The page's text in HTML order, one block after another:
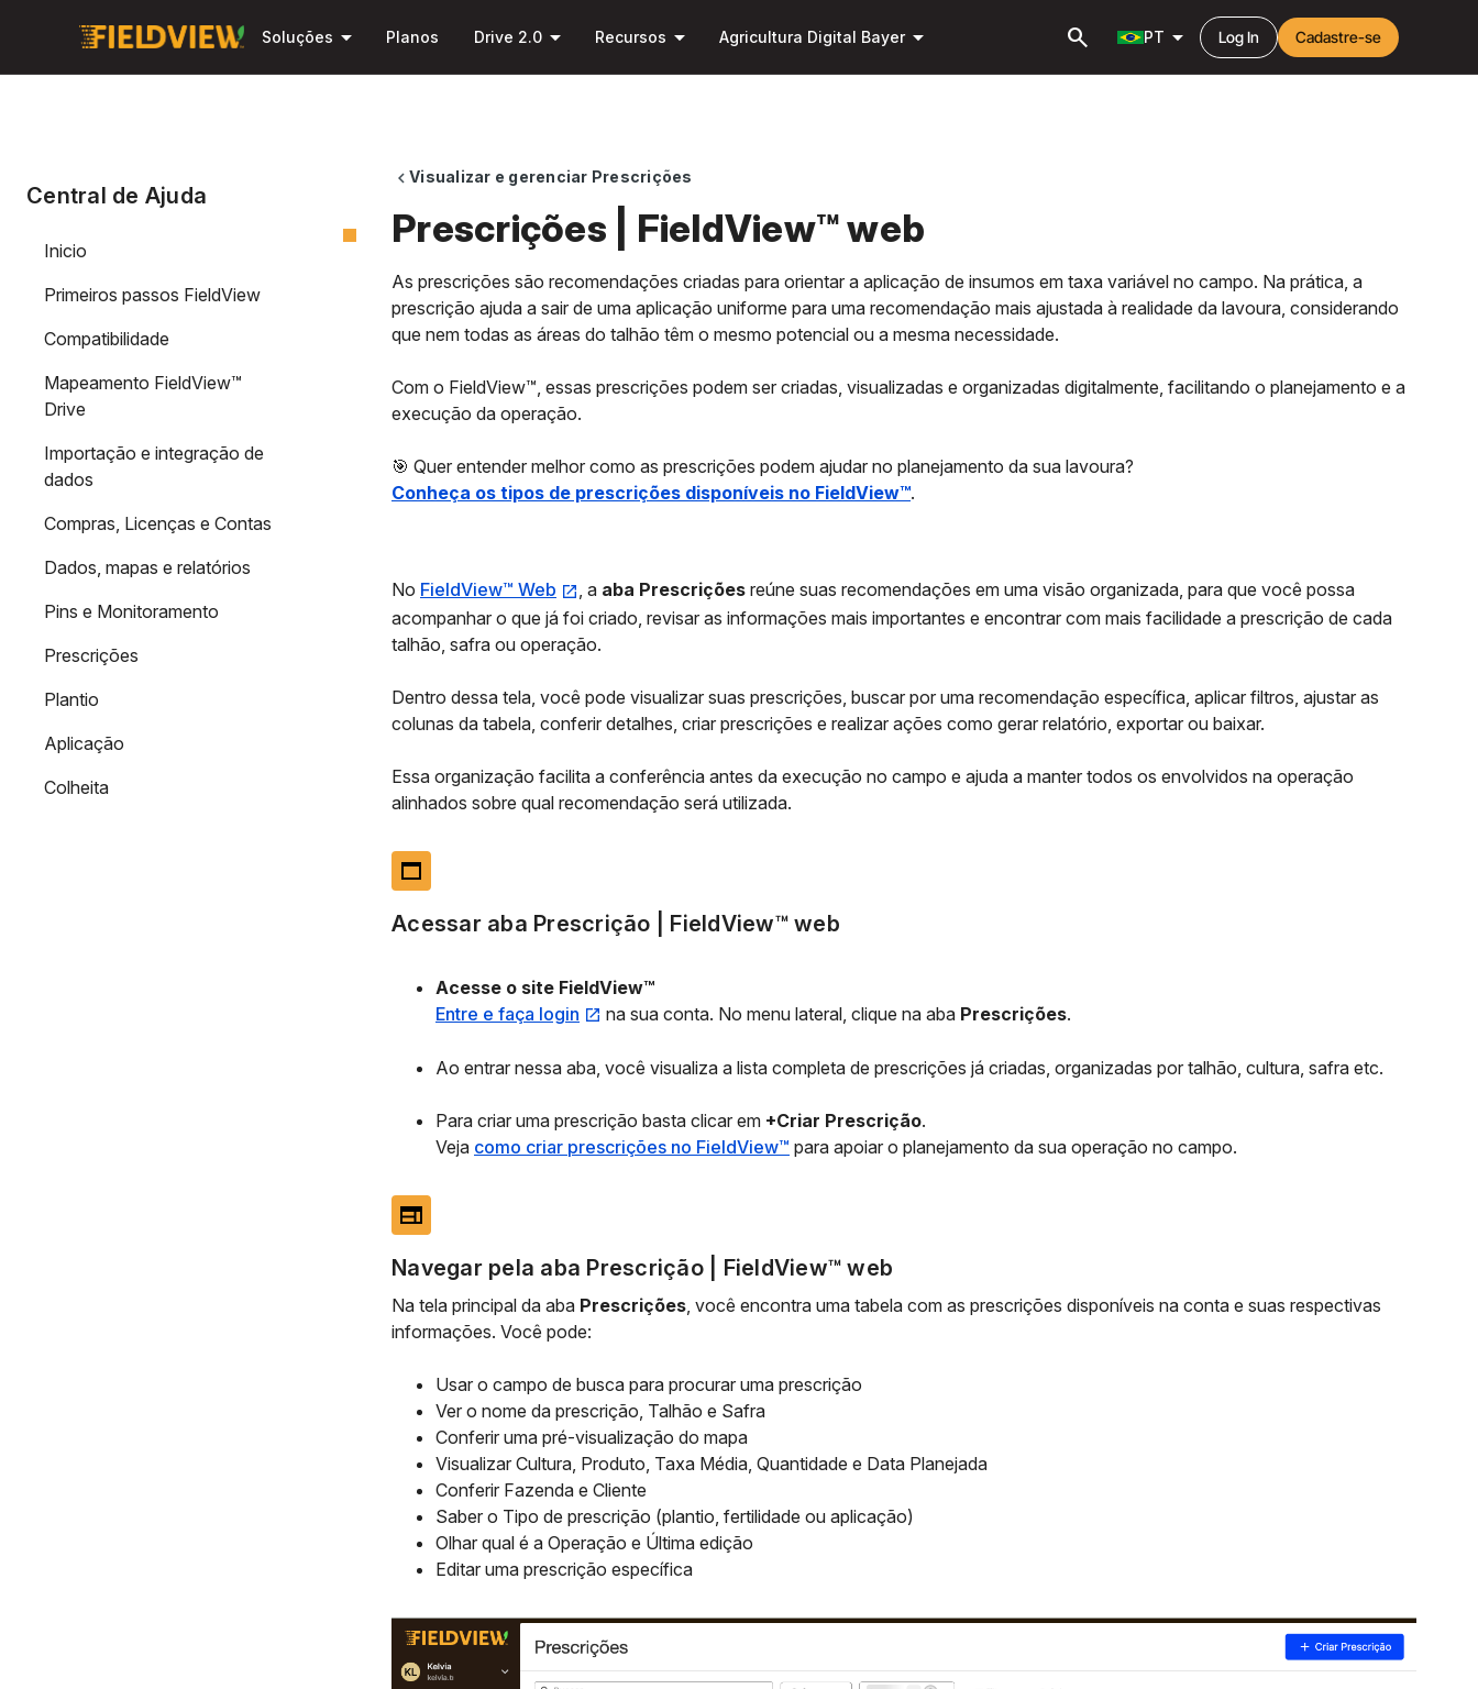
para o
principal
Soluções arrow_drop_down Planos Drive 2.0 arrow_drop_down Recursos arrow_drop_down Agricultura Digital Bayerarrow_drop_down search PT arrow_drop_down Log In Cadastre-se
Central de Ajuda
Inicio
Primeiros passos FieldView
Compatibilidade
Mapeamento FieldView™
Drive
Importação e integração de
dados
Compras, Licenças e Contas
Dados, mapas e relatórios
Pins e Monitoramento
Prescrições
Plantio
Aplicação
Colheita
chevron_leftVisualizar e gerenciar Prescrições
Prescrições | FieldView™ web
As prescrições são recomendações criadas para orientar a aplicação de insumos em taxa variável no campo. Na prática, a
prescrição ajuda a sair de uma aplicação uniforme para uma recomendação mais ajustada à realidade da lavoura, considerando
que nem todas as áreas do talhão têm o mesmo potencial ou a mesma necessidade.
Com o FieldView™, essas prescrições podem ser criadas, visualizadas e organizadas digitalmente, facilitando o planejamento e a
execução da operação.
🎯 Quer entender melhor como as prescrições podem ajudar no planejamento da sua lavoura?
Conheça os tipos de prescrições disponíveis no FieldView™.
No FieldView™ Web , a aba Prescrições reúne suas recomendações em uma visão organizada, para que você possa
acompanhar o que já foi criado, revisar as informações mais importantes e encontrar com mais facilidade a prescrição de cada
talhão, safra ou operação.
Dentro dessa tela, você pode visualizar suas prescrições, buscar por uma recomendação específica, aplicar filtros, ajustar as
colunas da tabela, conferir detalhes, criar prescrições e realizar ações como gerar relatório, exportar ou baixar.
Essa organização facilita a conferência antes da execução no campo e ajuda a manter todos os envolvidos na operação
alinhados sobre qual recomendação será utilizada.
web_asset
Acessar aba Prescrição | FieldView™ web
Acesse o site FieldView™
Entre e faça login
na sua conta. No menu lateral, clique na aba Prescrições.
Ao entrar nessa aba, você visualiza a lista completa de prescrições já criadas, organizadas por talhão, cultura, safra etc.
Para criar uma prescrição basta clicar em +Criar Prescrição.
Veja como criar prescrições no FieldView™ para apoiar o planejamento da sua operação no campo.
web
Navegar pela aba Prescrição | FieldView™ web
Na tela principal da aba Prescrições, você encontra uma tabela com as prescrições disponíveis na conta e suas respectivas
informações. Você pode:
Usar o campo de busca para procurar uma prescrição
Ver o nome da prescrição, Talhão e Safra
Conferir uma pré-visualização do mapa
Visualizar Cultura, Produto, Taxa Média, Quantidade e Data Planejada
Conferir Fazenda e Cliente
Saber o Tipo de prescrição (plantio, fertilidade ou aplicação)
Olhar qual é a Operação e Última edição
Editar uma prescrição específica